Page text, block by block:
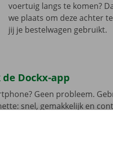
voertuig langs te komen?
we plaats om deze achter
jij je bestelwagen gebruikt.
Dockx-app
Geen probleem.
snel, gemakkelijk en
eenvoudig met jouw